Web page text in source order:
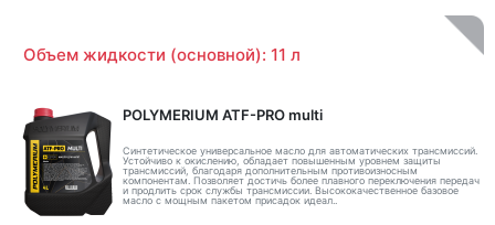
Объем жидкости (основной): 11 л
POLYMERIUM ATF-PRO multi
Синтетическое универсальное масло для автоматических трансмиссий.
Устойчиво к окислению, обладает повышенным уровнем защиты
трансмиссий, благодаря дополнительным противоизносным
компонентам. Позволяет достичь более плавного переключения передач
и продлить срок службы трансмиссии. Высококачественное базовое
масло с мощным пакетом присадок идеал..